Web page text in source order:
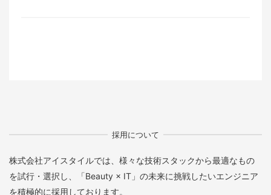
採用について
株式会社アイスタイルでは、様々な技術スタックから最適なもの
を試行・選択し、「Beauty × IT」の未来に挑戦したいエンジニア
を積極的に採用しております。